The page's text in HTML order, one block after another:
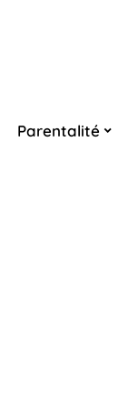
Parentalité